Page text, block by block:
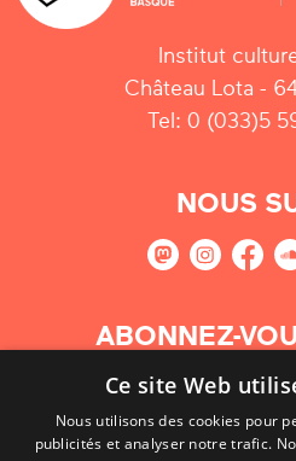
Institut
Château Lota -
Tel: 0 (033)5
NOUS
ABONNEZ-
Ce site Web
Nous utilisons des cookies pour
publicités et analyser notre trafic.